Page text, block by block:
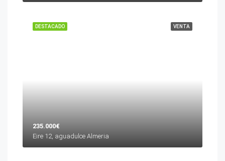
VENTA
DESTACADO
235.000€
Eire 12, aguadulce Almeria